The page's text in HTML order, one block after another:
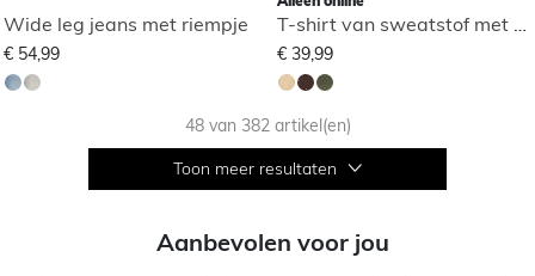
Wide leg jeans met riempje
€ 54,99 € 39,99
48 van 382 artikel(en)
Toon meer resultaten
Aanbevolen voor jou